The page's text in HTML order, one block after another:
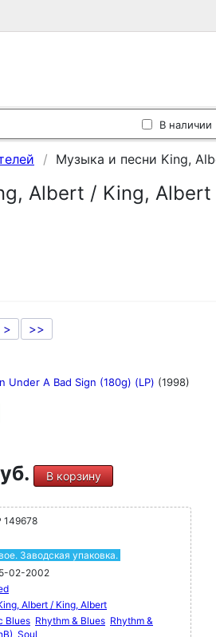
В наличии
Музыка и песни King,
Albert / King, Albert
> >>
Under A Bad Sign (180g) (LP) (1998)
В корзину
149678
Заводская упаковка.
02-2002
Albert / King, Albert
Blues Rhythm & Blues Rhythm &
Soul